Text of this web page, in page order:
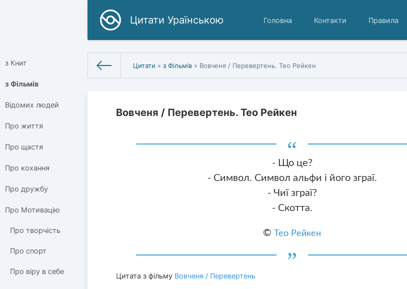
Цитати Ураїнською Головна Контакти Правила
з Книг
з Фільмів
Відомих людей
Про життя
Про щастя
Про кохання
Про дружбу
Про Мотивацію
Про творчість
Про спорт
Про віру в себе
Цитати »з Фільмів » Вовченя / Перевертень. Тео Рейкен
Вовченя / Перевертень. Тео Рейкен
- Що це?
- Символ. Символ альфи і його зграї.
- Чиї зграї?
- Скотта.
©Тео Рейкен
Цитата з фільму Вовченя / Перевертень